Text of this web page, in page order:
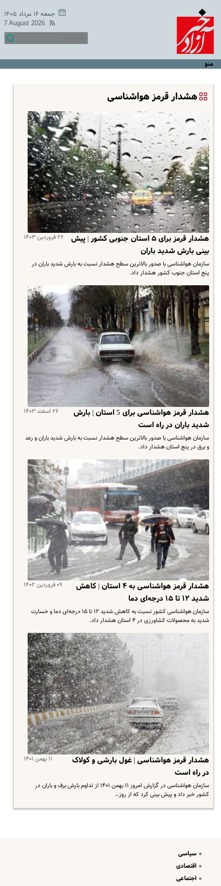
جمعه ۱۶ مرداد ۱۴۰۵
7 August 2026
منو
هشدار قرمز هواشناسی
۲۶ فروردین ۱۴۰۳
هشدار قرمز برای ۵ استان جنوبی کشور | پیش
بینی بارش شدید باران
سازمان هواشناسی با صدور بالاترین سطح هشدار نسبت به بارش شدید باران در
پنج استان جنوب کشور هشدار داد.
۲۶ اسفند ۱۴۰۳
هشدار قرمز هواشناسی برای 5 استان | بارش
شدید باران در راه است
سازمان هواشناسی با صدور بالاترین سطح هشدار نسبت به بارش شدید باران و رعد
و برق در پنج استان هشدار داد.
۰۹ فروردین ۱۴۰۲
هشدار قرمز هواشناسی به ۴ استان | کاهش
شدید ۱۲ تا ۱۵ درجه‌ای دما
سازمان هواشناسی کشور نسبت به کاهش شدید ۱۲ تا ۱۵ درجه‌ای دما و خسارت
شدید به محصولات کشاورزی در ۴ استان هشدار داد.
۱۱ بهمن ۱۴۰۱
هشدار قرمز هواشناسی | غول بارشی و کولاک
در راه است
سازمان هواشناسی در گزارش امروز ۱۱ بهمن ۱۴۰۱ از تداوم بارش برف و باران در
کشور خبر داد و پیش بینی کرد که از روز…
سیاسی
اقتصادی
اجتماعی